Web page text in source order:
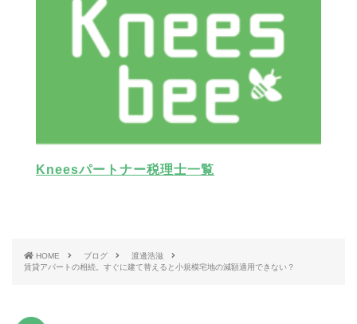
Kneesパートナー税理士一覧
HOME ブログ
渡邊浩滋
賃貸アパートの相続。すぐに建て替えると小規模宅地の減額適用できない？